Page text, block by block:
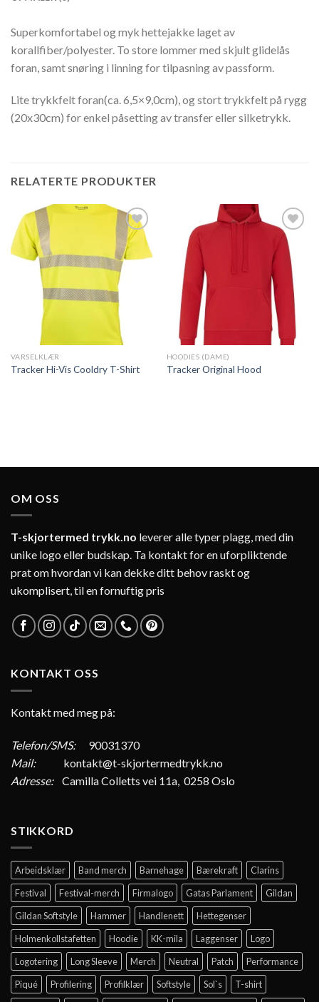
Superkomfortabel og myk hettejakke laget av
korallfiber/polyester. To store lommer med skjult glidelås
foran, samt snøring i linning for tilpasning av passform.
Lite trykkfelt foran(ca. 6,5×9,0cm), og stort trykkfelt på rygg
(20x30cm) for enkel påsetting av transfer eller silketrykk.
RELATERTE PRODUKTER
Add to
Wishlist
VARSELKLÆR
Tracker Hi-Vis Cooldry T-Shirt
Add to
Wishlist
HOODIES (DAME)
Tracker Original Hood
OM OSS
T-skjortermed trykk.no leverer alle typer plagg, med din
unike logo eller budskap. Ta kontakt for en uforpliktende
prat om hvordan vi kan dekke ditt behov raskt og
ukomplisert, til en fornuftig pris
KONTAKT OSS
Kontakt med meg på:
Telefon/SMS:
90031370
Mail:
kontakt@t-skjortermedtrykk.no
Adresse: Camilla Colletts vei 11a, 0258 Oslo
STIKKORD
Arbeidsklær Band merch Barnehage Bærekraft
Clarins
Festival
Festival-merch Firmalogo Gatas Parlament
Gildan
Gildan Softstyle
Hammer Handlenett
Hettegenser
Holmenkollstafetten
Hoodie KK-mila Laggenser
Logo
Logotering
Long Sleeve Merch Neutral Patch
Performance
Piqué
Profilering Profilklær Softstyle Sol`s
T-shirt